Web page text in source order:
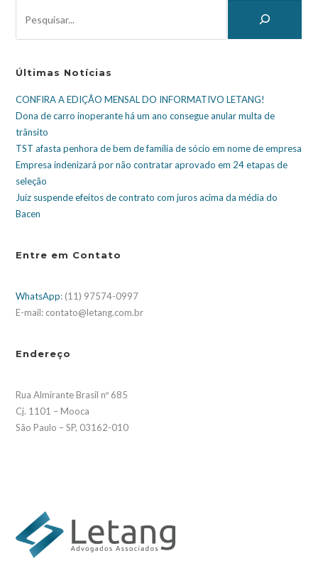
Últimas Notícias
CONFIRA A EDIÇÃO MENSAL DO INFORMATIVO LETANG!
Dona de carro inoperante há um ano consegue anular multa de
trânsito
TST afasta penhora de bem de família de sócio em nome de empresa
Empresa indenizará por não contratar aprovado em 24 etapas de
seleção
Juiz suspende efeitos de contrato com juros acima da média do
Bacen
Entre em Contato
WhatsApp: (11) 97574-0997
E-mail: contato@letang.com.br
Endereço
Rua Almirante Brasil nº 685
Cj. 1101 – Mooca
São Paulo – SP, 03162-010